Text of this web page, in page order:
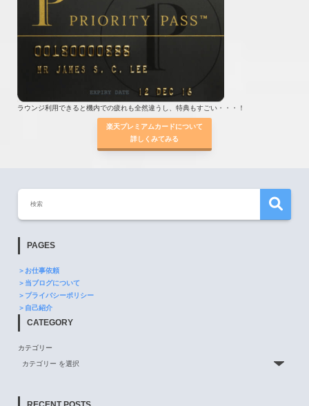
ラウンジ利用できると機内での疲れも全然違うし、特典もすごい・・・！
楽天プレミアムカードについて
詳しくみてみる
PAGES
＞お仕事依頼
＞当ブログについて
＞プライバシーポリシー
＞自己紹介
CATEGORY
カテゴリー